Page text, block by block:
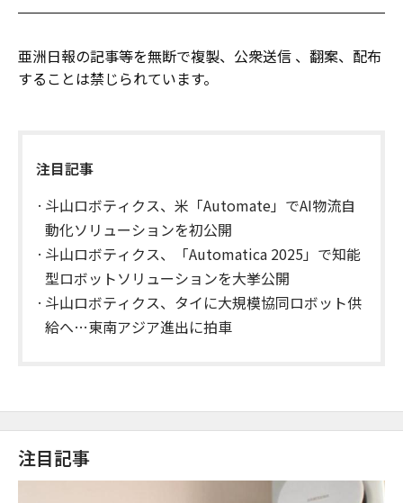
亜洲日報の記事等を無断で複製、公衆送信 、翻案、配布
することは禁じられています。
注目記事
斗山ロボティクス、米「Automate」でAI物流自
動化ソリューションを初公開
斗山ロボティクス、「Automatica 2025」で知能
型ロボットソリューションを大挙公開
斗山ロボティクス、タイに大規模協同ロボット供
給へ…東南アジア進出に拍車
注目記事